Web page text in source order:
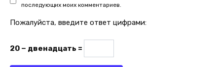
последующих моих комментариев.
Пожалуйста, введите ответ цифрами:
20 − двенадцать =